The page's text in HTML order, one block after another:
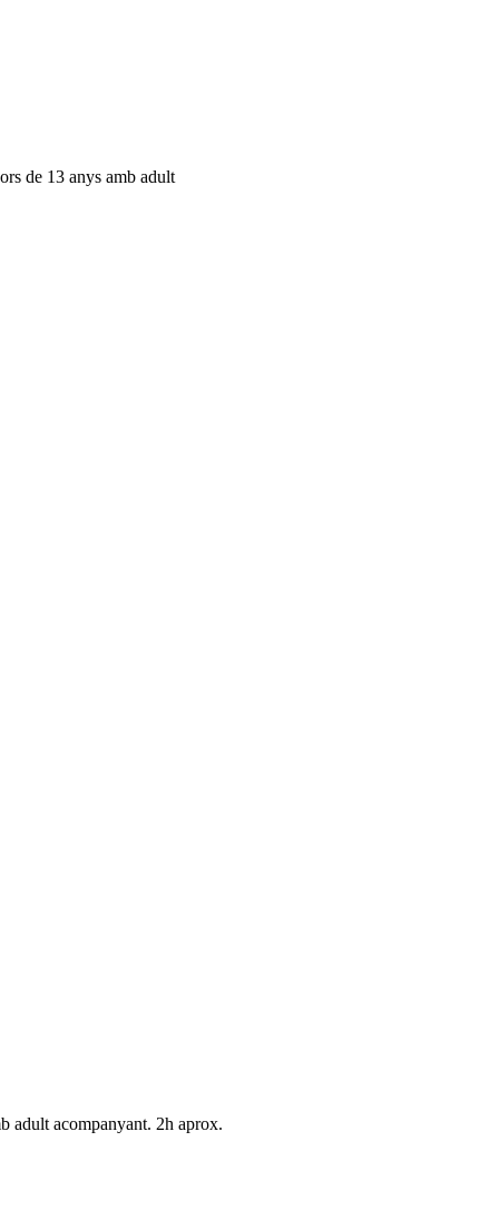
de 13 anys amb adult
adult acompanyant. 2h aprox.